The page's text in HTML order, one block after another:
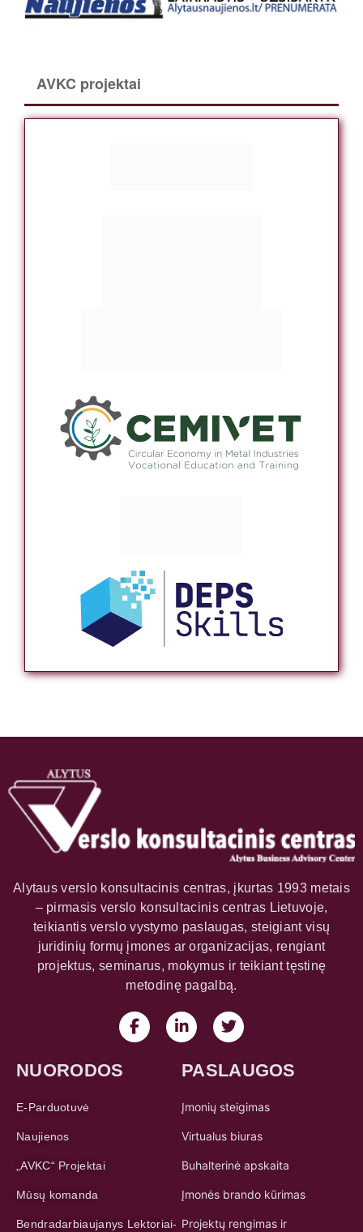
AVKC projektai
Alytaus verslo konsultacinis centras, įkurtas 1993 metais
– pirmasis verslo konsultacinis centras Lietuvoje,
teikiantis verslo vystymo paslaugas, steigiant visų
juridinių formų įmones ar organizacijas, rengiant
projektus, seminarus, mokymus ir teikiant tęstinę
metodinę pagalbą.
NUORODOS
E-Parduotuvė
Naujienos
„AVKC“ Projektai
Mūsų komanda
Bendradarbiaujanys Lektoriai-
PASLAUGOS
Įmonių steigimas
Virtualus biuras
Buhalterinė apskaita
Įmonės brando kūrimas
Projektų rengimas ir